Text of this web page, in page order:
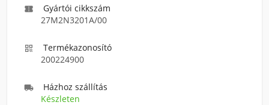

Gyártói cikkszám
27M2N3201A/00

Termékazonosító
200224900

Házhoz szállítás
Készleten